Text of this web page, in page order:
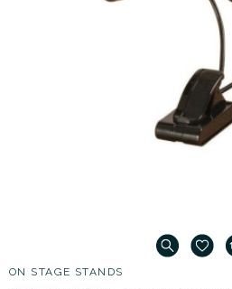
ON STAGE STANDS